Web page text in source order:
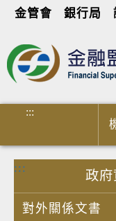
金管會 銀行局
:::
:::
政府
對外關係文書